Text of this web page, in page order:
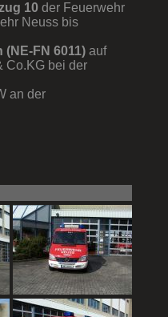
10 der Feuerwehr
Neuss bis
(NE-FN 6011) auf
Co.KG bei der
an der